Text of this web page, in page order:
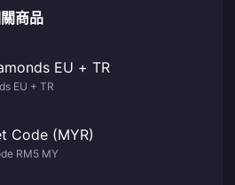
商品
EU + TR
EU + TR
Code (MYR)
RM5 MY